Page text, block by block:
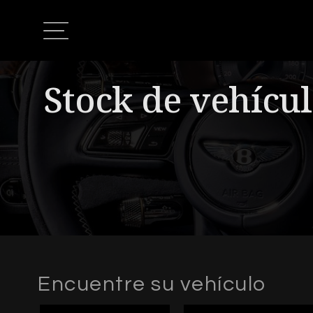
Stock de
Encuentre su vehículo